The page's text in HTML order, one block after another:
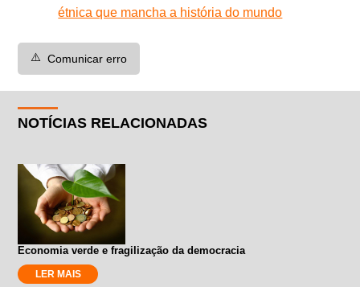
étnica que mancha a história do mundo
⚠️ Comunicar erro
NOTÍCIAS RELACIONADAS
Economia verde e fragilização da democracia
LER MAIS